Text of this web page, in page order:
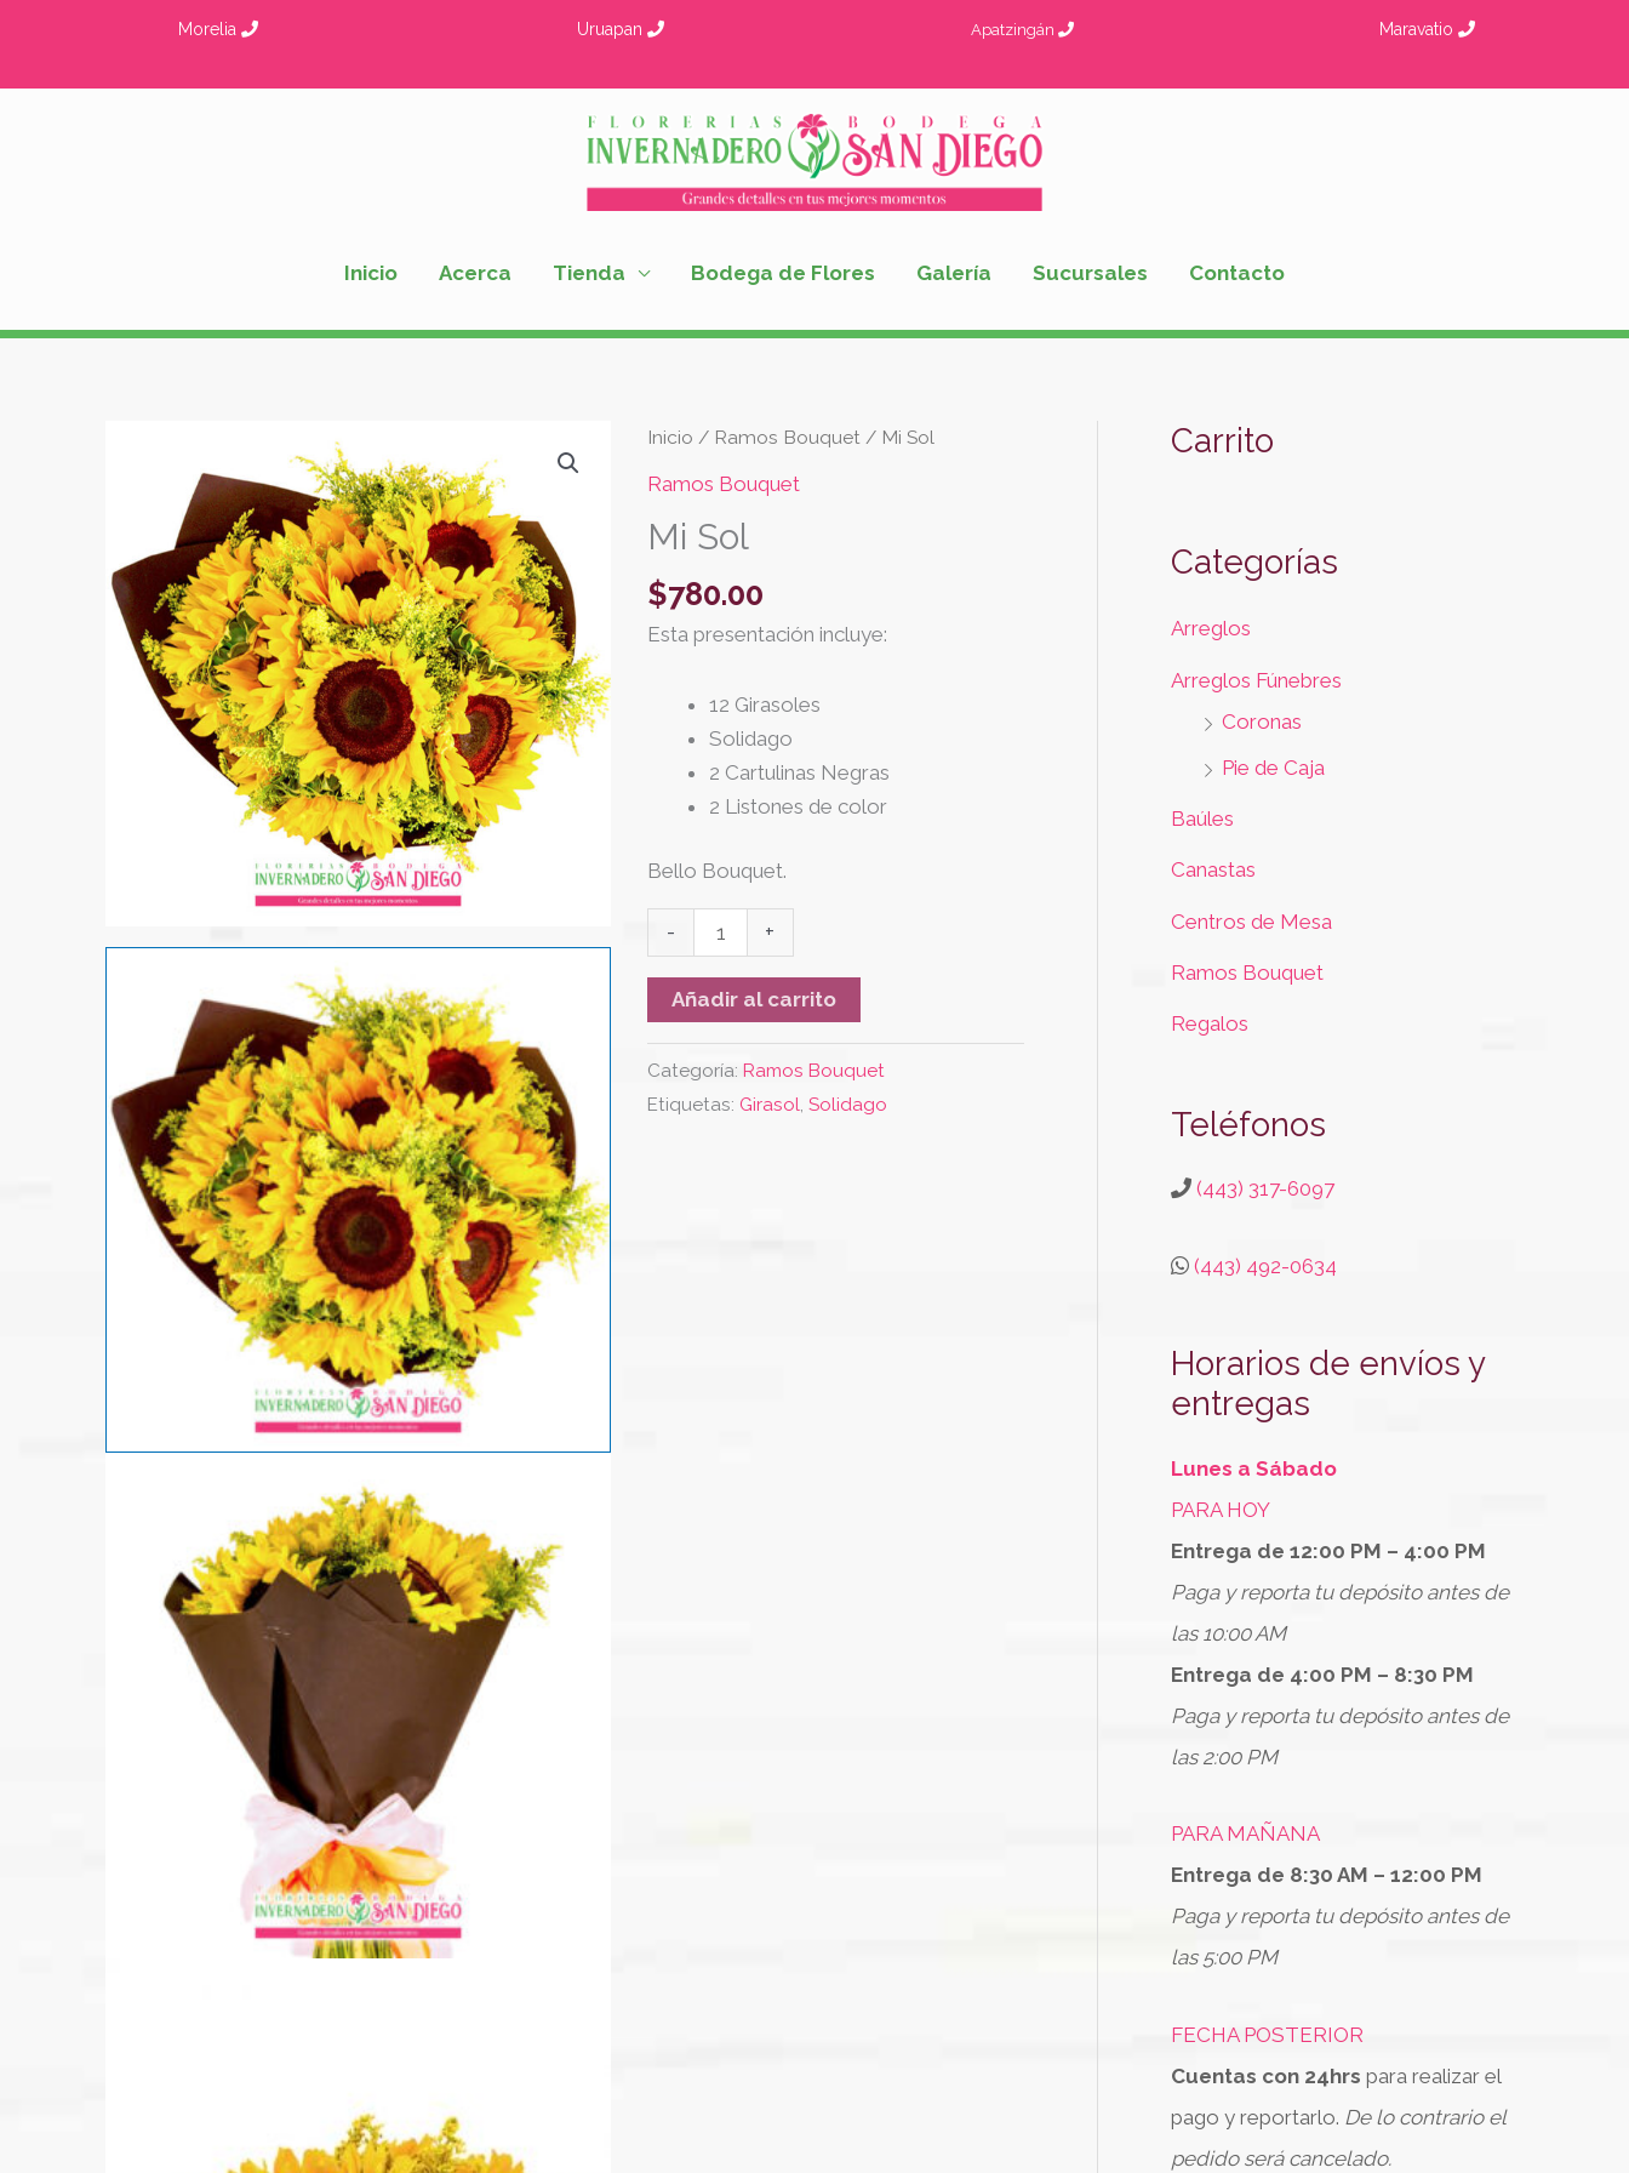
contenido
Morelia Uruapan Apatzingán Maravatio
Inicio Acerca Tienda Bodega de Flores Galería Sucursales Contacto
Inicio / Ramos Bouquet / Mi Sol
Ramos Bouquet
Mi Sol
$780.00
Esta presentación incluye:
12 Girasoles
Solidago
2 Cartulinas Negras
2 Listones de color
Bello Bouquet.
-
Mi
Sol
+
Añadir al carrito
Categoría:Ramos Bouquet
Etiquetas: Girasol,Solidago
Carrito
Categorías
Arreglos
Arreglos Fúnebres
Coronas
Pie de Caja
Baúles
Canastas
Centros de Mesa
Ramos Bouquet
Regalos
Teléfonos
(443) 317-6097
(443) 492-0634
Horarios de envíos y
entregas
Lunes a Sábado
PARA HOY
Entrega de 12:00 PM – 4:00 PM
Paga y reporta tu depósito antes de
las 10:00 AM
Entrega de 4:00 PM – 8:30 PM
Paga y reporta tu depósito antes de
las 2:00 PM
PARA MAÑANA
Entrega de 8:30 AM – 12:00 PM
Paga y reporta tu depósito antes de
las 5:00 PM
FECHA POSTERIOR
Cuentas con 24hrs para realizar el
pago y reportarlo. De lo contrario el
pedido será cancelado.